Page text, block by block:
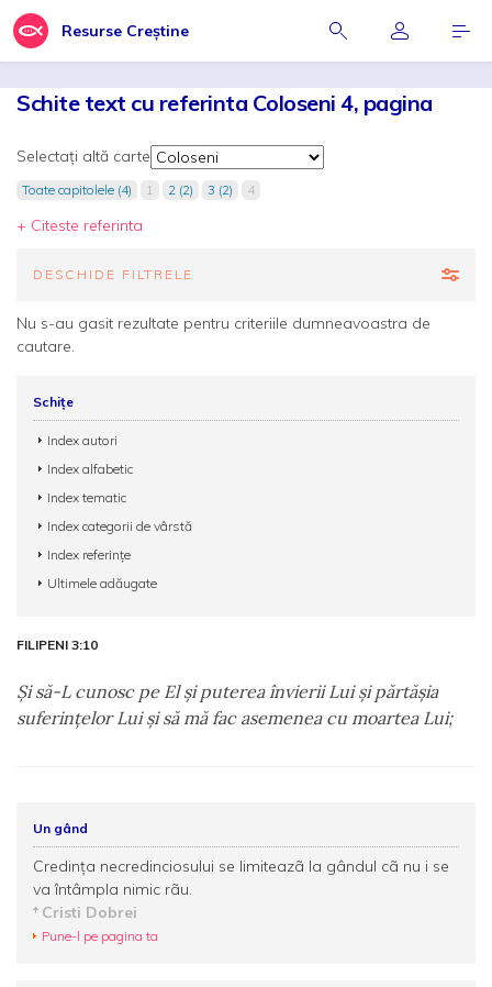
Resurse Creștine
Schite text cu referinta Coloseni 4, pagina
Selectați altă carte
Toate capitolele (4) 1 2 (2) 3 (2) 4
+ Citeste referinta
DESCHIDE FILTRELE
Nu s-au gasit rezultate pentru criteriile dumneavoastra de
cautare.
Schițe
Index autori
Index alfabetic
Index tematic
Index categorii de vârstă
Index referințe
Ultimele adăugate
FILIPENI 3:10
Şi să-L cunosc pe El şi puterea învierii Lui şi părtăşia
suferinţelor Lui şi să mă fac asemenea cu moartea Lui;
Un gând
Credinţa necredinciosului se limiteazã la gândul cã nu i se
va întâmpla nimic rãu.
Cristi Dobrei
Pune-l pe pagina ta